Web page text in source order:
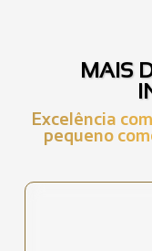
MAIS
Excelência
pequeno